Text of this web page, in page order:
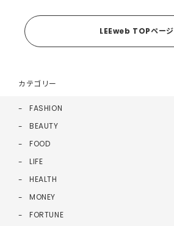
LEEweb TOPページ
カテゴリー
FASHION
BEAUTY
FOOD
LIFE
HEALTH
MONEY
FORTUNE